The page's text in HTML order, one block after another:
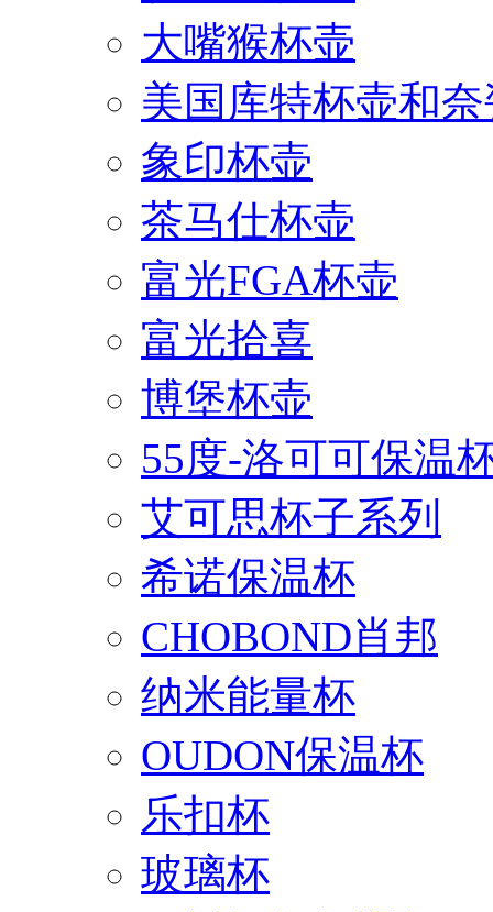
大嘴猴杯壶
美国库特杯壶和
象印杯壶
茶马仕杯壶
富光FGA杯壶
富光拾喜
博堡杯壶
55度-洛可可保温
艾可思杯子系列
希诺保温杯
CHOBOND肖邦
纳米能量杯
OUDON保温杯
乐扣杯
玻璃杯